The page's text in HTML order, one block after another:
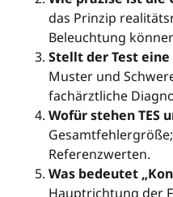
das Prinzip
Beleuchtung
Stellt der Test eine
Muster und
fachärztliche
Wofür stehen TES
Referenzwerten.
Was bedeutet
Hauptrichtung der